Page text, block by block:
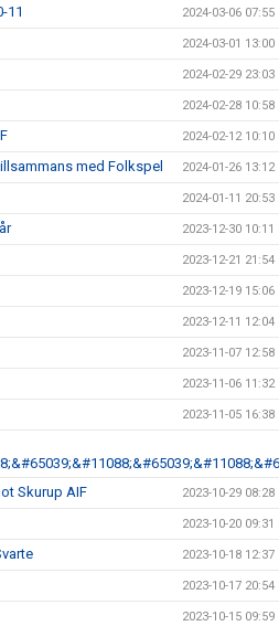
11 2024-03-06 07:55
2024-03-01 13:00
2024-02-29 23:03
2024-02-28 10:58
2024-02-12 10:10
med Folkspel 2024-01-26 13:12
2024-01-11 20:53
2023-12-30 10:11
2023-12-21 21:54
2023-12-19 15:06
2023-12-11 12:04
2023-11-07 12:58
2023-11-06 11:32
2023-11-05 16:38
Skurup AIF
2023-10-29 08:28
2023-10-20 09:31
2023-10-18 12:37
2023-10-17 20:54
2023-10-15 09:59